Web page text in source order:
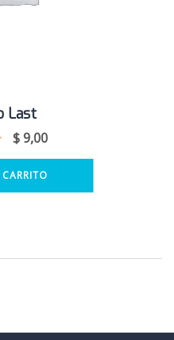
Last
$9,00